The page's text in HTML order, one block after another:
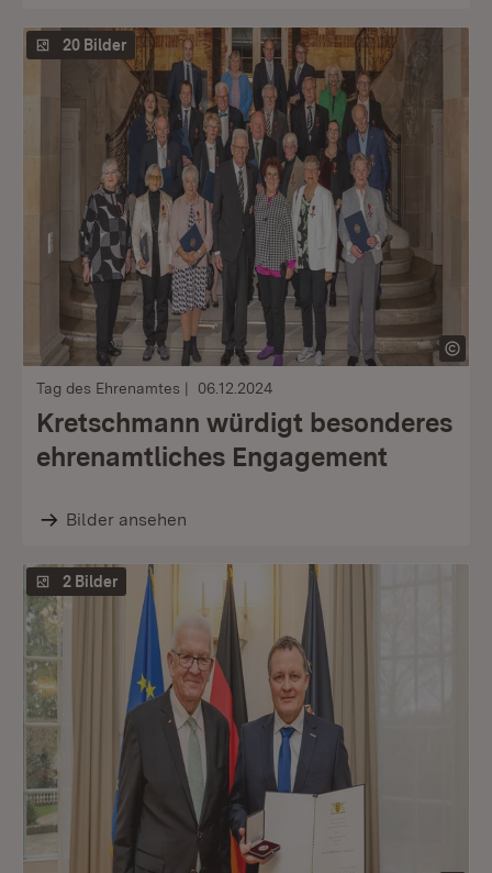
20 Bilder
Tag des Ehrenamtes 06.12.2024
Kretschmann würdigt besonderes
ehrenamtliches Engagement
Bilder ansehen
2 Bilder